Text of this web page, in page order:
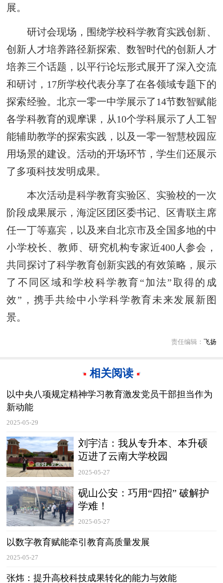
展。
研讨会现场，围绕学校科学教育实践创新、
创新人才培养路径新探索、数智时代的创新人才
培养三个话题，以平行论坛形式展开了深入交流
和研讨，17所学校代表分享了在各领域专题下的
探索经验。北京一零一中学展示了14节数智赋能
各学科教育的观摩课，从10个学科展示了人工智
能辅助教学的探索实践，以及一零一智慧校园应
用场景的建设。活动的开场环节，学生们还展示
了多项科技发明成果。
本次活动是科学教育实验区、实验校的一次
阶段成果展示，海淀区团区委书记、区青联主席
任一丁等嘉宾，以及来自北京市及全国多地的中
小学校长、教师、研究机构专家近400人参会，
共同探讨了科学教育创新实践的有效策略，展示
了不同区域和学校科学教育“加法”取得的成
效”，携手共绘中小学科学教育未来发展新图
景。
责任编辑： 飞扬
相关阅读
以中央八项规定精神学习教育激发党员干部担当作为
新动能
2025-05-29
刘宇洁：我从专升本、本升硕
迈进了云南大学校园
2025-05-27
砚山公安：巧用“四招” 破解护
学难！
2025-05-27
以数字教育赋能牵引教育高质量发展
2025-05-27
张炜：提升高校科技成果转化的能力与效能